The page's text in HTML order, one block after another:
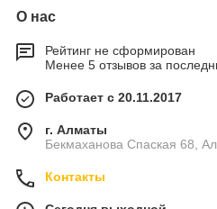
О нас
Рейтинг не сформирован
Менее 5 отзывов за
Работает с 20.11.2017
г. Алматы
Бекмаханова Спаская 68,
Контакты